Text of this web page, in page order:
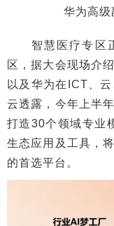
华为高级
智慧医疗专区正
区，据大会现场介
以及华为在ICT、
云透露，今年上半
打造30个领域专业
生态应用及工具，
的首选平台。